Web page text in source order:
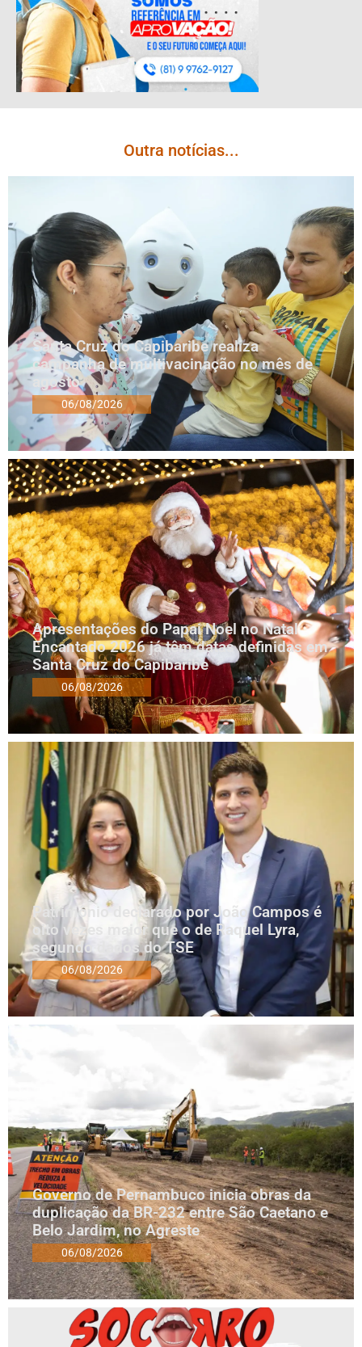
Outra notícias...
Santa Cruz do Capibaribe realiza
campanha de multivacinação no mês de
agosto
06/08/2026
Apresentações do Papai Noel no Natal
Encantado 2026 já têm datas definidas em
Santa Cruz do Capibaribe
06/08/2026
Patrimônio declarado por João Campos é
oito vezes maior que o de Raquel Lyra,
segundo dados do TSE
06/08/2026
Governo de Pernambuco inicia obras da
duplicação da BR-232 entre São Caetano e
Belo Jardim, no Agreste
06/08/2026